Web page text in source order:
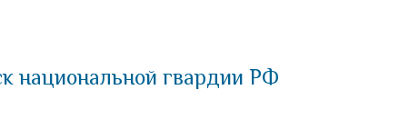
национальной гвардии РФ